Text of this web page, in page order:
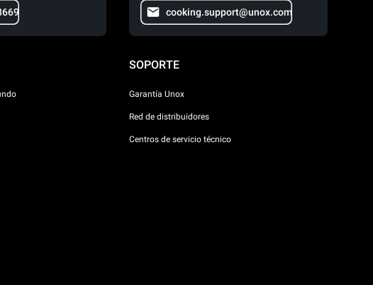
cooking.support@unox.com
SOPORTE
Garantía Unox
Red de distribuidores
Centros de servicio técnico